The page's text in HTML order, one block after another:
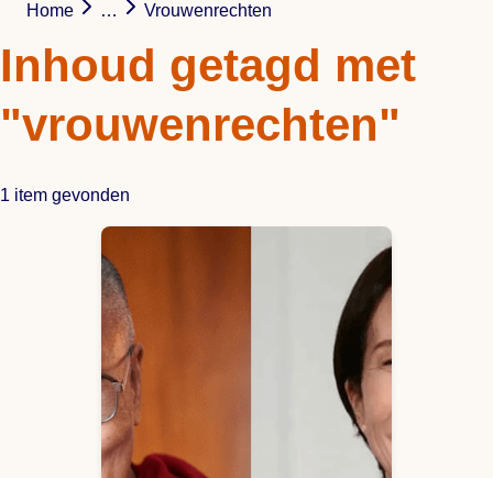
Home … Vrouwenrechten
Inhoud getagd met
"vrouwenrechten"
1 item gevonden